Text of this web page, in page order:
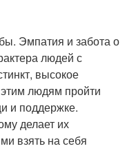
Эмпатия и забота о
людей с
высокое
людям пройти
и поддержке.
делает их
взять на себя